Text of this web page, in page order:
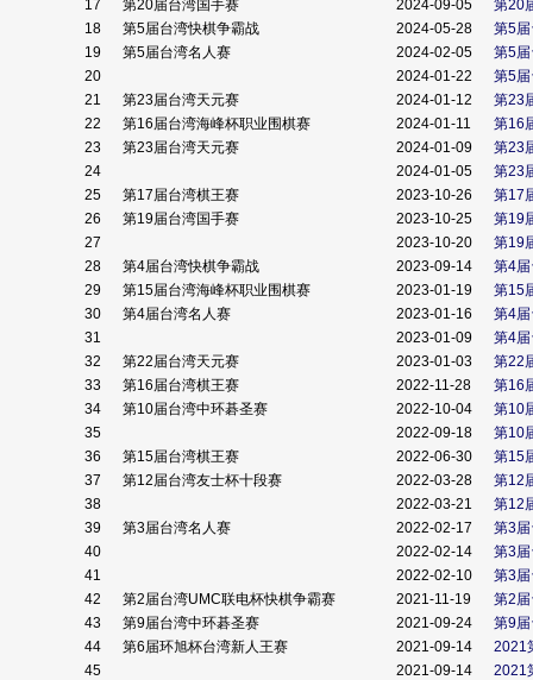
17
第20届台湾国手赛 2024-09-05
第20
18
第5届台湾快棋争霸战 2024-05-28
第5
19
第5届台湾名人赛 2024-02-05
第5
20
2024-01-22
第5
21
第23届台湾天元赛 2024-01-12
第23
22
第16届台湾海峰杯职业围棋赛 2024-01-11
第16
23
第23届台湾天元赛 2024-01-09
第23
24
2024-01-05
第23
25
第17届台湾棋王赛 2023-10-26
第17
26
第19届台湾国手赛 2023-10-25
第19
27
2023-10-20
第19
28
第4届台湾快棋争霸战 2023-09-14
第4
29
第15届台湾海峰杯职业围棋赛 2023-01-19
第15
30
第4届台湾名人赛 2023-01-16
第4
31
2023-01-09
第4
32
第22届台湾天元赛 2023-01-03
第22
33
第16届台湾棋王赛 2022-11-28
第16
34
第10届台湾中环碁圣赛 2022-10-04
第10
35
2022-09-18
第10
36
第15届台湾棋王赛 2022-06-30
第15
37
第12届台湾友士杯十段赛 2022-03-28
第12
38
2022-03-21
第12
39
第3届台湾名人赛 2022-02-17
第3
40
2022-02-14
第3
41
2022-02-10
第3
42
第2届台湾UMC联电杯快棋争霸赛 2021-11-19
第2
43
第9届台湾中环碁圣赛 2021-09-24
第9
44
第6届环旭杯台湾新人王赛 2021-09-14
2021
45
2021-09-14
2021